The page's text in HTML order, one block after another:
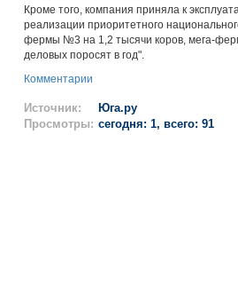
Кроме того, компания приняла к
реализации приоритетного
фермы №3 на 1,2 тысячи коров, мега-
деловых поросят в год".
Комментарии
Источник:
Юга.ру
Просмотры: сегодня: 1, всего: 91